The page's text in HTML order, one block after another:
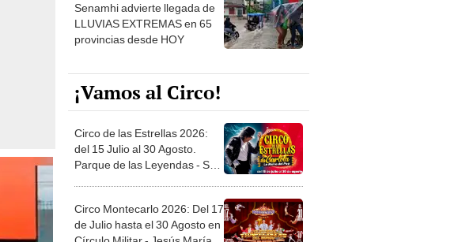
Senamhi advierte llegada de
LLUVIAS EXTREMAS en 65
provincias desde HOY
¡Vamos al Circo!
Circo de las Estrellas 2026:
del 15 Julio al 30 Agosto.
Parque de las Leyendas - San
Circo Montecarlo 2026: Del 17
de Julio hasta el 30 Agosto en